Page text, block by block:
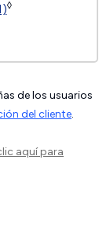
◊
de los usuarios
del cliente.
aquípara